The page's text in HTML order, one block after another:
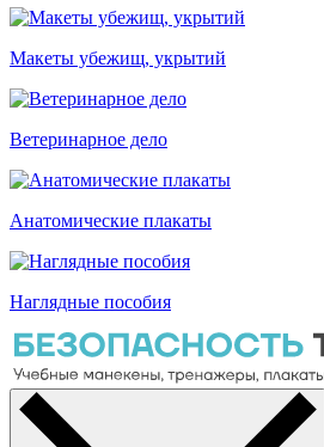
Макеты убежищ, укрытий
Ветеринарное дело
Анатомические плакаты
Наглядные пособия